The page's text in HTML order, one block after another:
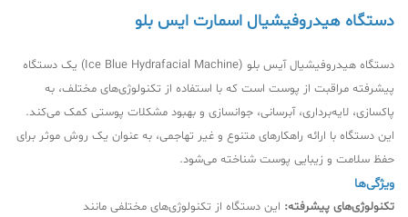
دستگاه هیدروفیشیال اسمارت ایس بلو
دستگاه هیدروفیشیال آیس بلو (Ice Blue Hydrafacial Machine) یک دستگاه
پیشرفته مراقبت از پوست است که با استفاده از تکنولوژی‌های مختلف، به
پاکسازی، لایه‌برداری، آبرسانی، جوانسازی و بهبود مشکلات پوستی کمک می‌کند.
این دستگاه با ارائه راهکارهای متنوع و غیر تهاجمی، به عنوان یک روش موثر برای
حفظ سلامت و زیبایی پوست شناخته می‌شود.
ویژگی‌ها
تکنولوژی‌های پیشرفته: این دستگاه از تکنولوژی‌های مختلفی مانند